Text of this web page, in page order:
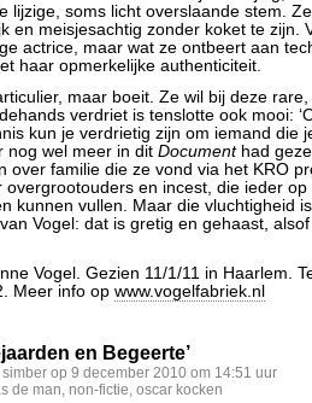
lijzige, soms licht overslaande stem.
en meisjesachtig zonder koket te zijn.
actrice, maar wat ze ontbeert aan
haar opmerkelijke authenticiteit.
maar boeit. Ze wil bij deze
verdriet is tenslotte ook mooi:
kun je verdrietig zijn om iemand die
nog wel meer in dit Documenthad
over familie die ze vond via het KRO
overgrootouders en incest, die ieder
kunnen vullen. Maar die vluchtigheid
Vogel: dat is gretig en gehaast,
Vogel. Gezien 11/1/11 in Haarlem.
Meer info op www.vogelfabriek.nl
en Begeerte’
op 9 december 2010 om 14:51 uur
de man, non-fictie, oscar kocken